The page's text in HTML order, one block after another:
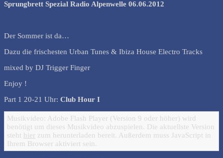
Sprungbrett Spezial Radio Alpenwelle 06.06.2012
Der Sommer ist da…
Dazu die frischesten Urban Tunes & Ibiza House Electro Tracks
mixed by DJ Trigger Finger
Enjoy !
Part 1 20-21 Uhr: Club Hour I
Musikvideo: Adobe Flash Player (Version 9 oder höher) wird
benötigt um dieses Musikvideo abzuspielen. Die aktuellste Version
steht hier zum herunterladen bereit. Außerdem muss JavaScript in
Ihrem Browser aktiviert sein.